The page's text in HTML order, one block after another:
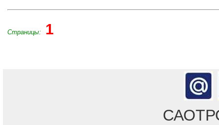
Страницы: 1